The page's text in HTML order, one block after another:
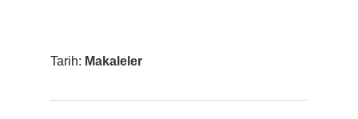
Tarih: Makaleler